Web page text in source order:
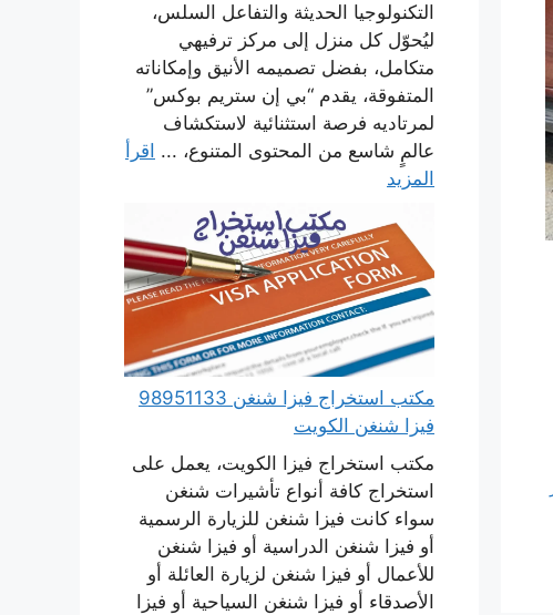
التكنولوجيا الحديثة والتفاعل السلس،
ليُحوّل كل منزل إلى مركز ترفيهي
متكامل، بفضل تصميمه الأنيق وإمكاناته
المتفوقة، يقدم “بي إن ستريم بوكس”
لمرتاديه فرصة استثنائية لاستكشاف
عالمٍ شاسع من المحتوى المتنوع، ... اقرأ
المزيد
مكتب استخراج فيزا شنغن 98951133
فيزا شنغن الكويت
مكتب استخراج فيزا الكويت، يعمل على
استخراج كافة أنواع تأشيرات شنغن
سواء كانت فيزا شنغن للزيارة الرسمية
أو فيزا شنغن الدراسية أو فيزا شنغن
للأعمال أو فيزا شنغن لزيارة العائلة أو
الأصدقاء أو فيزا شنغن السياحية أو فيزا